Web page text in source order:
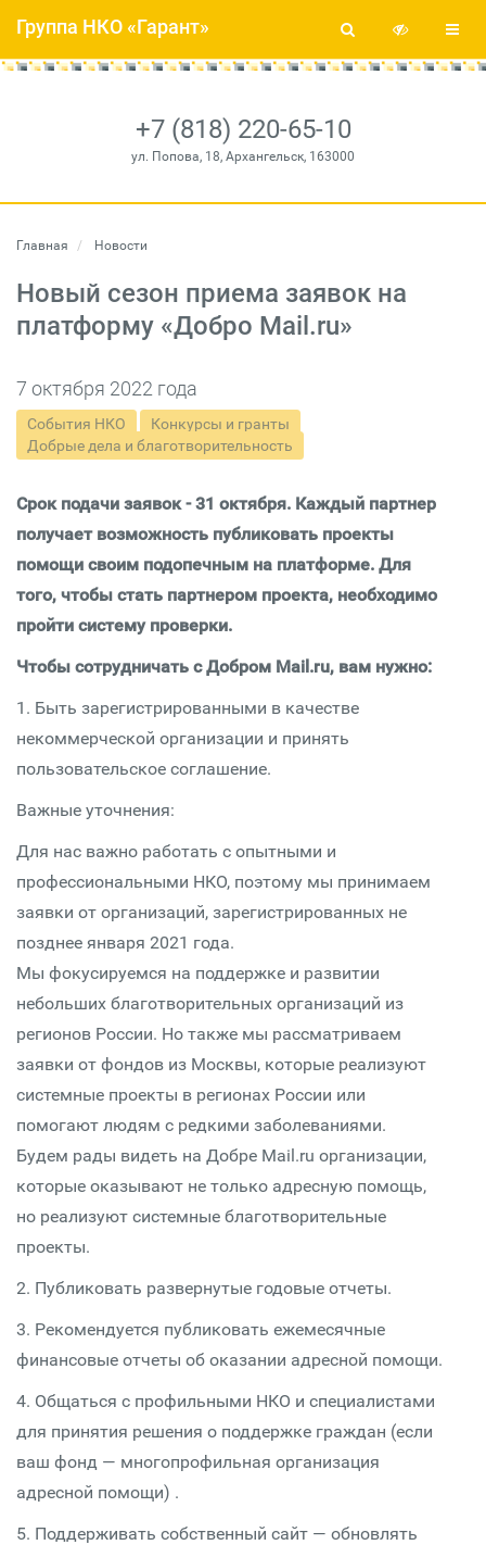
+7 (818) 220-65-10
ул. Попова, 18, Архангельск, 163000
Группа НКО «Гарант»
Главная Новости
Новый сезон приема заявок на
платформу «Добро Mail.ru»
7 октября 2022 года
События НКО
Конкурсы и гранты
Добрые дела и благотворительность
Срок подачи заявок - 31 октября. Каждый партнер
получает возможность публиковать проекты
помощи своим подопечным на платформе. Для
того, чтобы стать партнером проекта, необходимо
пройти систему проверки.
Чтобы сотрудничать с Добром Mail.ru, вам нужно:
1. Быть зарегистрированными в качестве
некоммерческой организации и принять
пользовательское соглашение.
Важные уточнения:
Для нас важно работать с опытными и
профессиональными НКО, поэтому мы принимаем
заявки от организаций, зарегистрированных не
позднее января 2021 года.
Мы фокусируемся на поддержке и развитии
небольших благотворительных организаций из
регионов России. Но также мы рассматриваем
заявки от фондов из Москвы, которые реализуют
системные проекты в регионах России или
помогают людям с редкими заболеваниями.
Будем рады видеть на Добре Mail.ru организации,
которые оказывают не только адресную помощь,
но реализуют системные благотворительные
проекты.
2. Публиковать развернутые годовые отчеты.
3. Рекомендуется публиковать ежемесячные
финансовые отчеты об оказании адресной помощи.
4. Общаться с профильными НКО и специалистами
для принятия решения о поддержке граждан (если
ваш фонд — многопрофильная организация
адресной помощи) .
5. Поддерживать собственный сайт — обновлять